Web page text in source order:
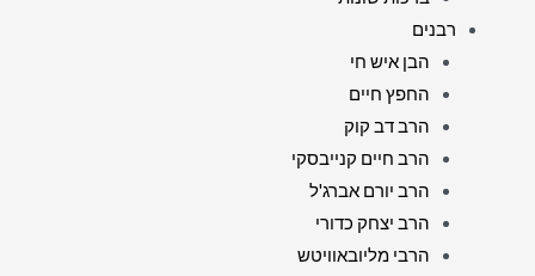
רבנים
הבן איש חי
החפץ חיים
הרב דב קוק
הרב חיים קנייבסקי
הרב יורם אברג'ל
הרב יצחק כדורי
הרבי מליובאוויטש